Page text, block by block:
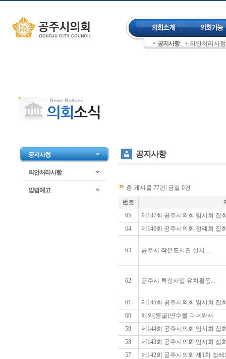
주메뉴 건너뛰기
공지사항 의안처리사항
좌측메뉴 건너뛰기
공지사항
의안처리사항
입법예고
공지사항
총 게시물 77건| 금일 0건
번호
65
제147회 공주시의회 임시회 집
64
제146회 공주시의회 정례회 집
63 공주시 작은도서관 설치 ...
62 공주시 특정사업 유치활동...
61
제145회 공주시의회 임시회 집
60
해외(몽골)연수를 다녀와서
59
제144회 공주시의회 임시회 집
58
제143회 공주시의회 임시회 집
57
제142회 공주시의회 제1차 정